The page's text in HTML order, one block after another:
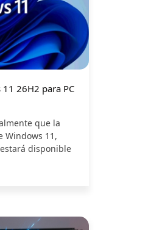
26H2 para PC
que la
Windows 11,
disponible